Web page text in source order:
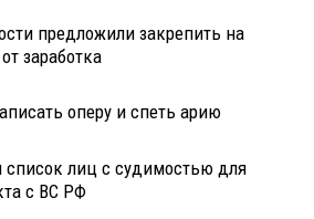
предложили закрепить на
заработка
оперу и спеть арию
список лиц с судимостью для
с ВС РФ